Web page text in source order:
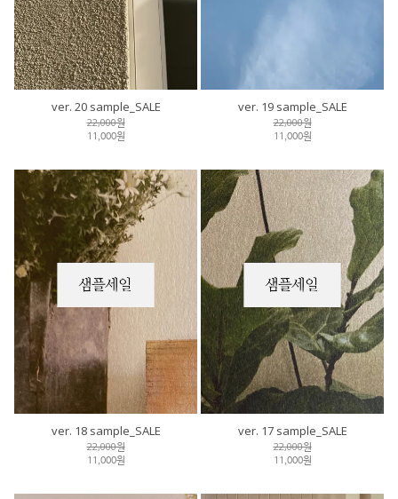
ver. 20 sample_SALE
22,000원
11,000원
ver. 19 sample_SALE
22,000원
11,000원
ver. 18 sample_SALE
22,000원
11,000원
ver. 17 sample_SALE
22,000원
11,000원